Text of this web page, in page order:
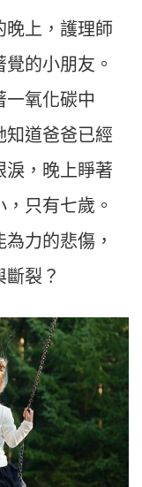
晚上，護理師
的小朋友。
一氧化碳中
知道爸爸已經
淚，晚上睜著
只有七歲。
力的悲傷，
裂？